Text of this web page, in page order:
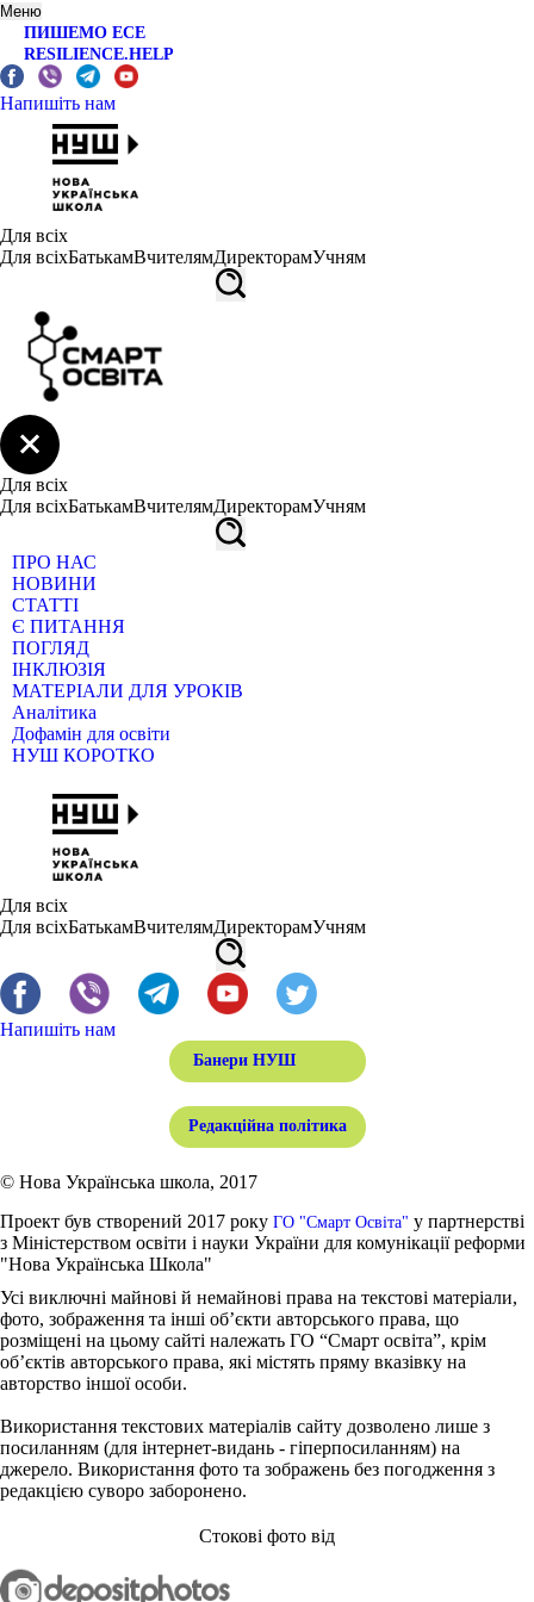
Меню
ПИШЕМО ЕСЕ
RESILIENCE.HELP
Напишіть нам
Для всіх
Для всіхБатькамВчителямДиректорамУчням
Для всіх
Для всіхБатькамВчителямДиректорамУчням
ПРО НАС
НОВИНИ
СТАТТІ
Є ПИТАННЯ
ПОГЛЯД
ІНКЛЮЗІЯ
МАТЕРІАЛИ ДЛЯ УРОКІВ
Аналітика
Дофамін для освіти
НУШ КОРОТКО
Для всіх
Для всіхБатькамВчителямДиректорамУчням
Напишіть нам
Банери НУШ
Редакційна політика
© Нова Українська школа, 2017
Проект був створений 2017 року ГО "Смарт Освіта" у партнерстві
з Міністерством освіти і науки України для комунікації реформи
"Нова Українська Школа"
Усі виключні майнові й немайнові права на текстові матеріали,
фото, зображення та інші об’єкти авторського права, що
розміщені на цьому сайті належать ГО “Смарт освіта”, крім
об’єктів авторського права, які містять пряму вказівку на
авторство іншої особи.
Використання текстових матеріалів сайту дозволено лише з
посиланням (для інтернет-видань - гіперпосиланням) на
джерело. Використання фото та зображень без погодження з
редакцією суворо заборонено.
Стокові фото від